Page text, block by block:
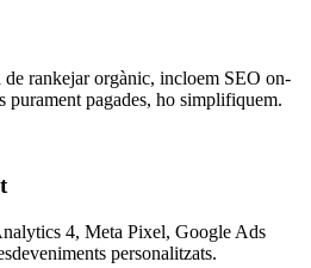
de rankejar orgànic, incloem SEO on-
purament pagades, ho simplifiquem.
4, Meta Pixel, Google Ads
personalitzats.